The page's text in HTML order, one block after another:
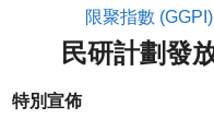
限聚指數 (GGPI)
民研計劃發
特別宣佈